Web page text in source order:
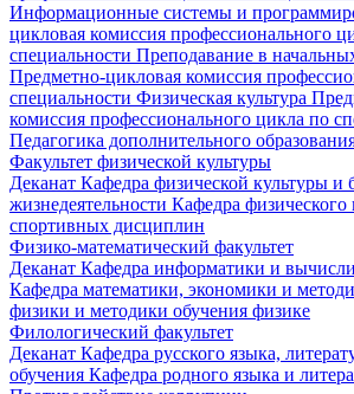
Информационные системы и
цикловая комиссия профессионального
специальности Преподавание в
Предметно-цикловая комиссия
специальности Физическая культура
комиссия профессионального цикла по
Педагогика дополнительного
Факультет физической культуры
Деканат Кафедра физической культуры и
жизнедеятельности Кафедра физического
спортивных дисциплин
Физико-математический факультет
Деканат Кафедра информатики и
Кафедра математики, экономики и
физики и методики обучения физике
Филологический факультет
Деканат Кафедра русского языка,
обучения Кафедра родного языка и